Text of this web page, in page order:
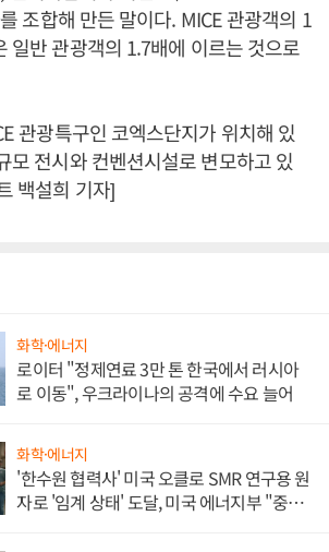
조합해 만든 말이다. MICE 관광객의 1
일반 관광객의 1.7배에 이르는 것으로
관광특구인 코엑스단지가 위치해 있
모 전시와 컨벤션시설로 변모하고 있
백설희 기자]
화학·에너지
로이터 "정제연료 3만 톤 한국에서 러시아
로 이동", 우크라이나의 공격에 수요 늘어
화학·에너지
'한수원 협력사' 미국 오클로 SMR 연구용 원
자로 '임계 상태' 도달, 미국 에너지부 "중요